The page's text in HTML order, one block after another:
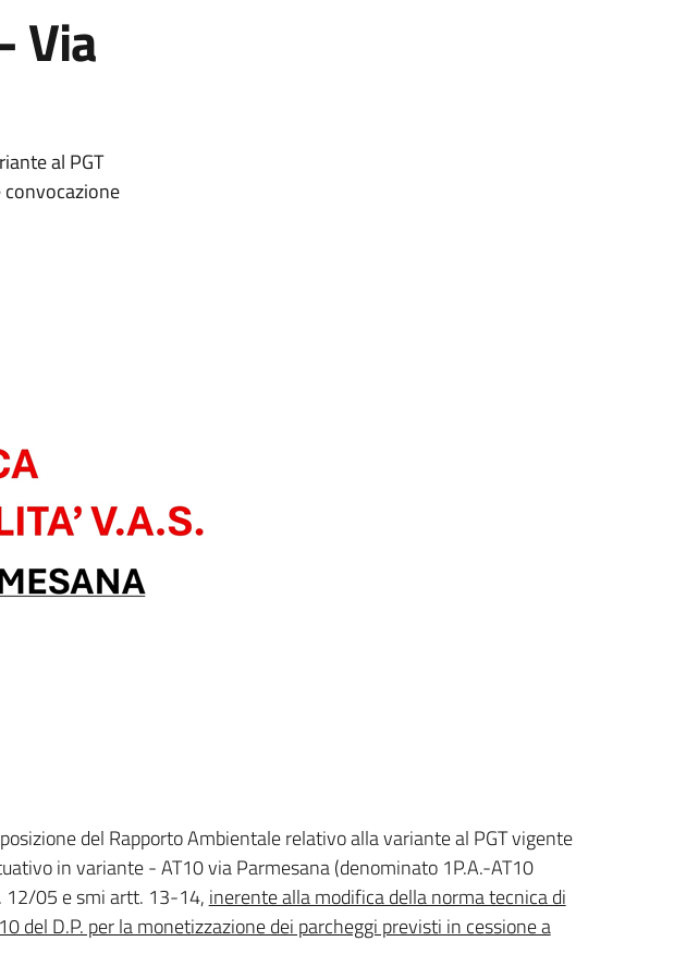
Via
al PGT
del Rapporto Ambientale relativo alla variante al PGT vigente
in variante - AT10 via Parmesana (denominato 1P.A.-AT10
12/05 e smi artt. 13-14, inerente alla modifica della norma tecnica di
del D.P. per la monetizzazione dei parcheggi previsti in cessione a